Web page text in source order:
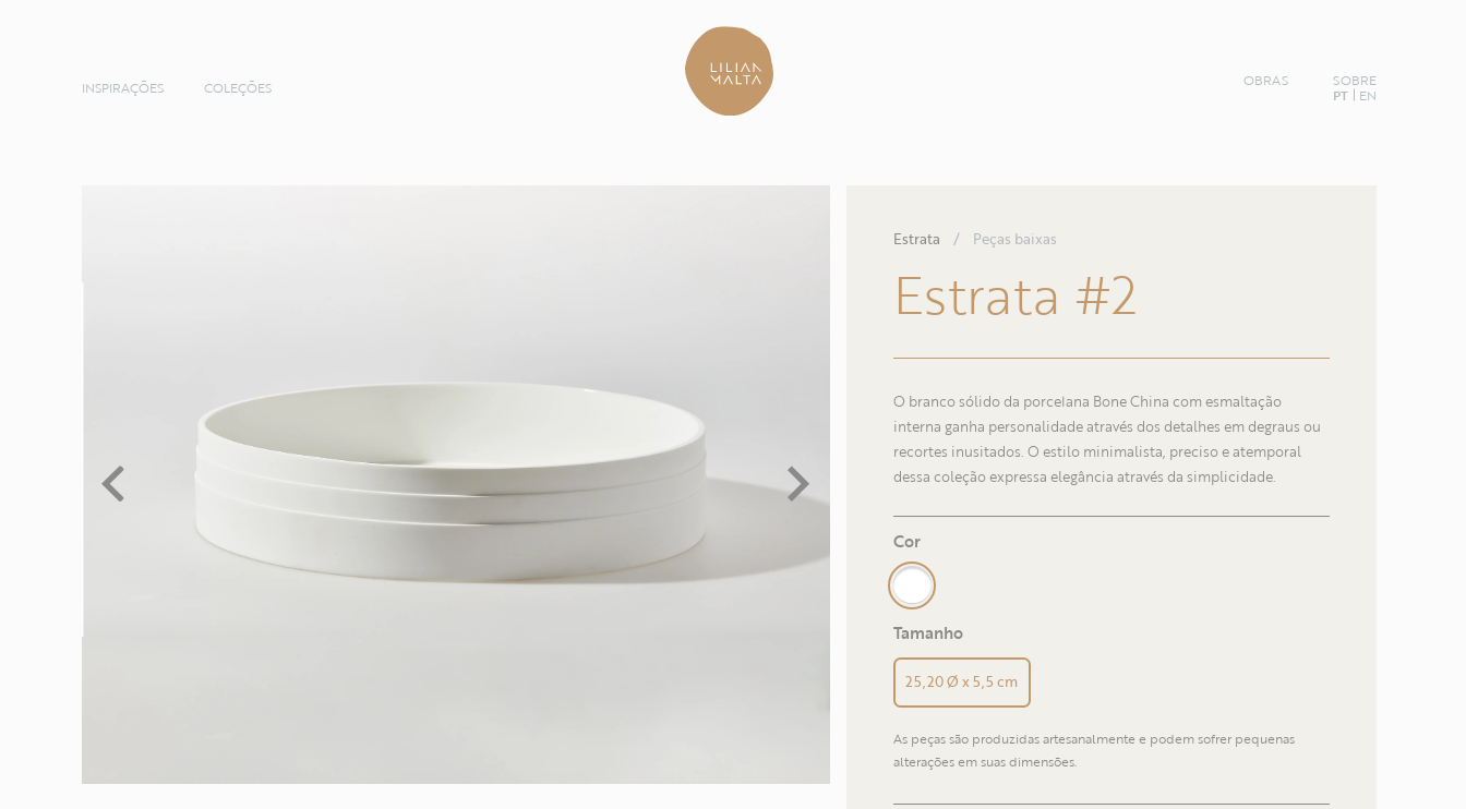
INSPIRAÇÕES COLEÇÕES OBRAS SOBRE
PT EN
Estrata / Peças baixas
Estrata #2
O branco sólido da porcelana Bone China com esmaltação
interna ganha personalidade através dos detalhes em degraus ou
recortes inusitados. O estilo minimalista, preciso e atemporal
dessa coleção expressa elegância através da simplicidade.
Cor
Tamanho
25,20 Ø x 5,5 cm
As peças são produzidas artesanalmente e podem sofrer pequenas
alterações em suas dimensões.